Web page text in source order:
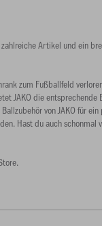
Artikel und ein
zum Fußballfeld
JAKO die
von JAKO für
Hast du auch